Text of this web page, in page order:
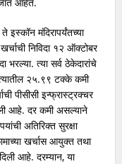
इस्कॉन मंदिरापर्यंतच्या
निविदा १२ ऑक्टोबर
भरल्या. त्या सर्व ठेकेदारांचे
२५.९९ टक्के कमी
पीसीसी इन्फ्रास्ट्रक्चर
आहे. दर कमी असल्याने
अतिरिक्त सुरक्षा
खर्चास आयुक्त तथा
आहे. दरम्यान, या